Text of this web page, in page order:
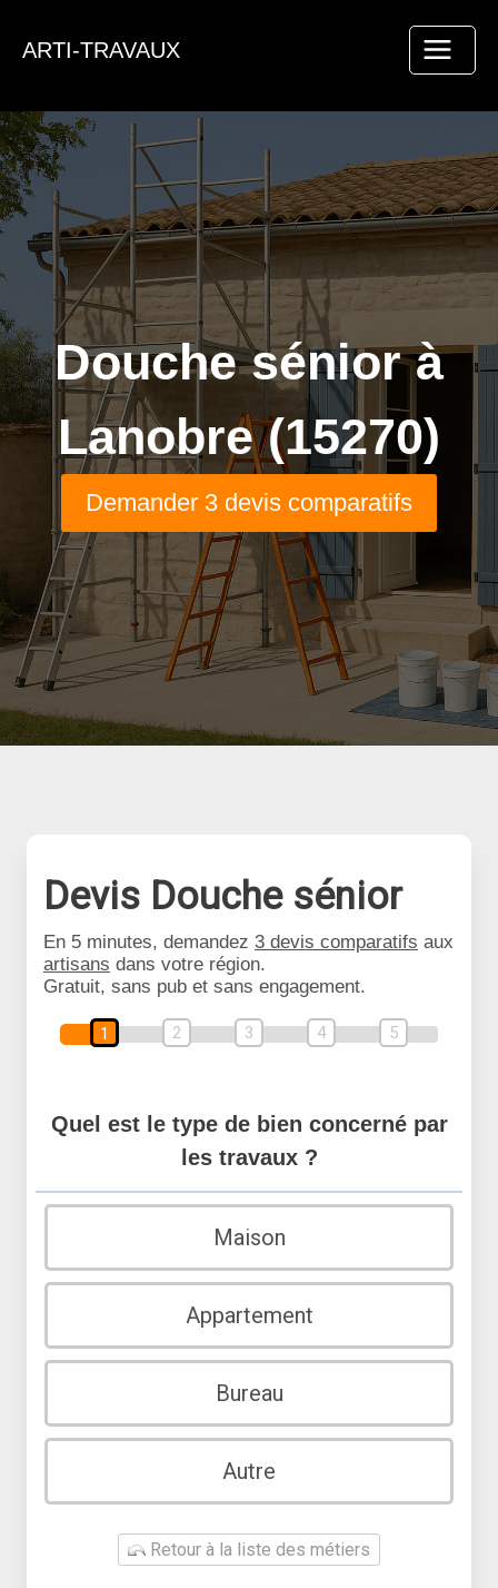
ARTI-TRAVAUX
Douche sénior à
Lanobre (15270)
Demander 3 devis comparatifs
Devis Douche sénior
En 5 minutes, demandez 3 devis comparatifs aux
artisans dans votre région.
Gratuit, sans pub et sans engagement.
1 2 3 4 5
Quel est le type de bien concerné par
les travaux ?
Maison
Appartement
Bureau
Autre
Retour à la liste des métiers